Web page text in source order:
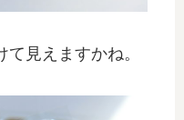
見えますかね。